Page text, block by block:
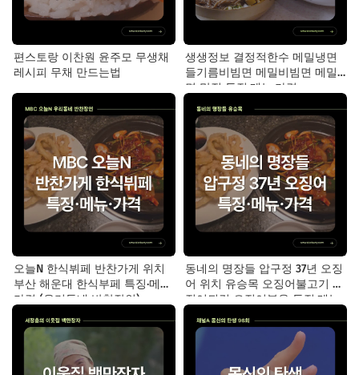
편스토랑 이찬원 윤주모 무생채
레시피 무채 만드는법
생생정보 결정적한수 메밀냉면
들기름비빔면 메밀비빔면 메밀
면 맛집 특징·메뉴·가격
오늘N 한식뷔페 반찬가게 위치
부산 해운대 한식부페 특징·메뉴·
가격 (우리동네 반찬장인)
동네의 명장들 압구정 37년 오징
어 위치 유승목 오징어불고기 오
징어튀김 오징어볶음 특징·메뉴·